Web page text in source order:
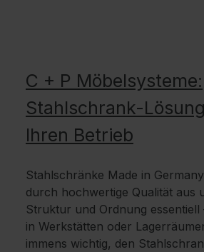
C + P Möbelsysteme:
Stahlschrank-
Ihren Betrieb
Stahlschränke Made in
durch hochwertige Qualität aus
Struktur und Ordnung essentiell
in Werkstätten oder
immens wichtig, den